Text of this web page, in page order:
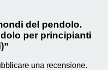
del pendolo.
per principianti
una recensione.